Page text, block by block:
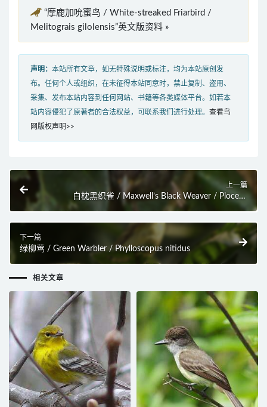
“摩鹿加吮蜜鸟 / White-streaked Friarbird /
Melitograis gilolensis”英文版资料 »
声明： 本站所有文章，如无特殊说明或标注，均为本站原创发
布。任何个人或组织，在未征得本站同意时，禁止复制、盗用、
采集、发布本站内容到任何网站、书籍等各类媒体平台。如若本
站内容侵犯了原著者的合法权益，可联系我们进行处理。 查看鸟
网版权声明>>
上一篇
白枕黑织雀 / Maxwell’s Black Weaver / Ploceus
albinucha
下一篇
绿柳莺 / Green Warbler / Phylloscopus nitidus
相关文章